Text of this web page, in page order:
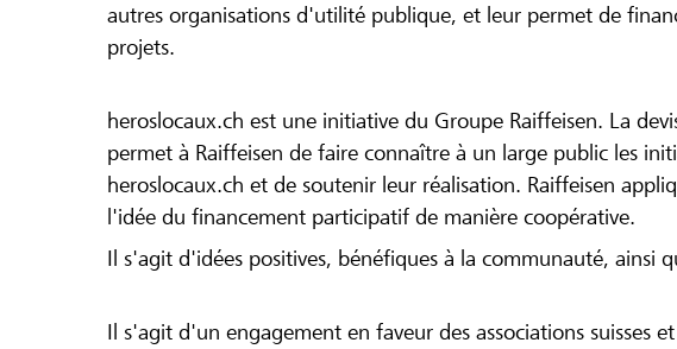
autres organisations d'utilité publique, et leur permet de
projets.
heroslocaux.ch est une initiative du Groupe Raiffeisen. La
permet à Raiffeisen de faire connaître à un large public les
heroslocaux.ch et de soutenir leur réalisation. Raiffeisen
l'idée du financement participatif de manière coopérative.
Il s'agit d'idées positives, bénéfiques à la communauté, ainsi
Il s'agit d'un engagement en faveur des associations suisses